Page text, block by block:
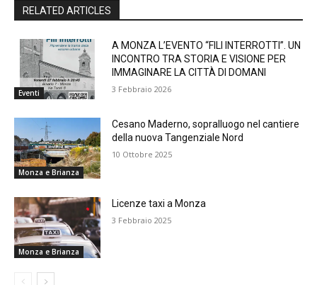
RELATED ARTICLES
Eventi
A MONZA L’EVENTO “FILI INTERROTTI”. UN
INCONTRO TRA STORIA E VISIONE PER
IMMAGINARE LA CITTÀ DI DOMANI
3 Febbraio 2026
Monza e Brianza
Cesano Maderno, sopralluogo nel cantiere
della nuova Tangenziale Nord
10 Ottobre 2025
Monza e Brianza
Licenze taxi a Monza
3 Febbraio 2025